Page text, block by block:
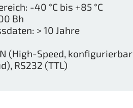
-40 °C bis +85 °C
Bh
> 10 Jahre
(High-Speed, konfigurierbar
RS232 (TTL)